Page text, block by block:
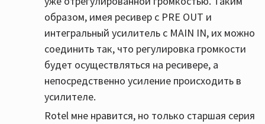
образом, имея ресивер с PRE OUT и
интегральный усилитель с MAIN IN, их можно
соединить так, что регулировка громкости
будет осуществляться на ресивере, а
непосредственно усиление происходить в
усилителе.
Rotel мне нравится, но только старшая серия